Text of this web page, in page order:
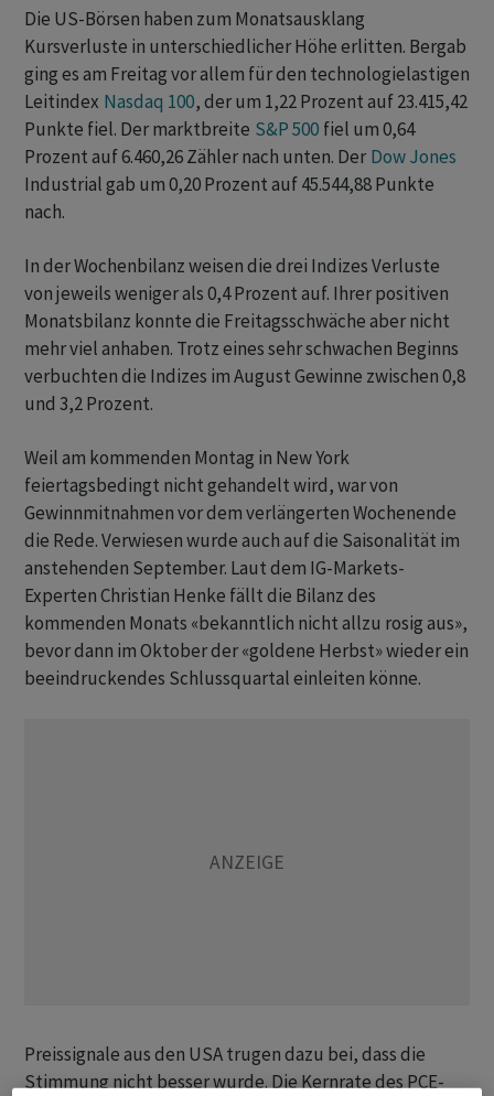
Die US-Börsen haben zum Monatsausklang
Kursverluste in unterschiedlicher Höhe erlitten. Bergab
ging es am Freitag vor allem für den technologielastigen
Leitindex Nasdaq 100, der um 1,22 Prozent auf 23.415,42
Punkte fiel. Der marktbreite S&P 500 fiel um 0,64
Prozent auf 6.460,26 Zähler nach unten. Der Dow Jones
Industrial gab um 0,20 Prozent auf 45.544,88 Punkte
nach.
In der Wochenbilanz weisen die drei Indizes Verluste
von jeweils weniger als 0,4 Prozent auf. Ihrer positiven
Monatsbilanz konnte die Freitagsschwäche aber nicht
mehr viel anhaben. Trotz eines sehr schwachen Beginns
verbuchten die Indizes im August Gewinne zwischen 0,8
und 3,2 Prozent.
Weil am kommenden Montag in New York
feiertagsbedingt nicht gehandelt wird, war von
Gewinnmitnahmen vor dem verlängerten Wochenende
die Rede. Verwiesen wurde auch auf die Saisonalität im
anstehenden September. Laut dem IG-Markets-
Experten Christian Henke fällt die Bilanz des
kommenden Monats «bekanntlich nicht allzu rosig aus»,
bevor dann im Oktober der «goldene Herbst» wieder ein
beeindruckendes Schlussquartal einleiten könne.
Preissignale aus den USA trugen dazu bei, dass die
Stimmung nicht besser wurde. Die Kernrate des PCE-